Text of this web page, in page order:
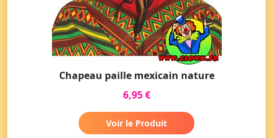
Chapeau paille mexicain nature
6,95 €
Voir le Produit